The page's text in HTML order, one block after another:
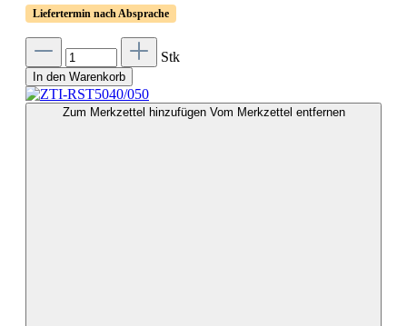
Liefertermin nach Absprache
Stk
In den Warenkorb
Zum Merkzettel hinzufügen Vom Merkzettel entfernen